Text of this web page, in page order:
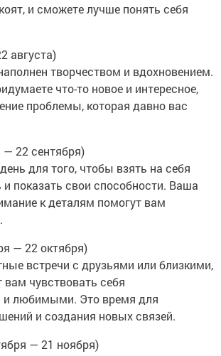
и сможете лучше понять себя
августа)
творчеством и вдохновением.
что-то новое и интересное,
проблемы, которая давно вас
— 22 сентября)
для того, чтобы взять на себя
и показать свои способности. Ваша
к деталям помогут вам
— 22 октября)
встречи с друзьями или близкими,
вам чувствовать себя
любимыми. Это время для
и создания новых связей.
— 21 ноября)